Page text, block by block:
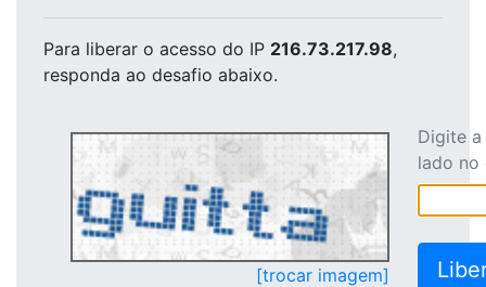
Para liberar o acesso do IP 216.73.217.98,
responda ao desafio abaixo.
[trocar imagem]
Digite
lado no